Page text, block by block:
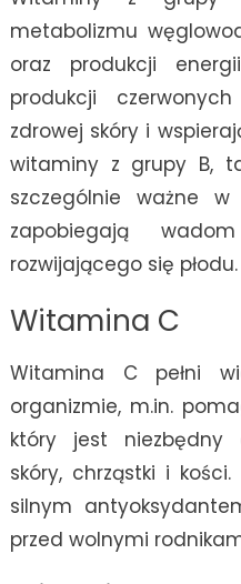
metabolizmu
oraz produkcji
produkcji
zdrowej skóry i
witaminy z grupy B,
szczególnie ważne
zapobiegają
rozwijającego się płodu.
Witamina C
Witamina C pełni
organizmie, m.in.
który jest niezbędny
skóry, chrząstki i
silnym
przed wolnymi